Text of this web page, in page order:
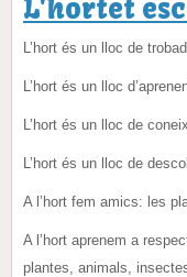
L'hortet
L’hort és un lloc de
L’hort és un lloc
L’hort és un lloc de
L’hort és un lloc de
A l’hort fem amics: les
A l’hort aprenem a
plantes, animals,